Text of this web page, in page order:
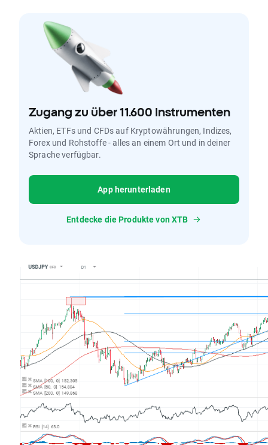
Zugang zu über 11.600 Instrumenten
Aktien, ETFs und CFDs auf Kryptowährungen, Indizes,
Forex und Rohstoffe - alles an einem Ort und in deiner
Sprache verfügbar.
App herunterladen
Entdecke die Produkte von XTB